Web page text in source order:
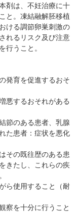
剤は、不妊治療に十
と。凍結融解胚移植
ける調節卵巣刺激の
れるリスク及び注意
行うこと。
発育を促進するおそ
悪するおそれがある
節のある患者、乳腺
た患者：症状を悪化
その既往歴のある患
きたし、これらの疾
ら使用すること（耐
察を十分に行うこと